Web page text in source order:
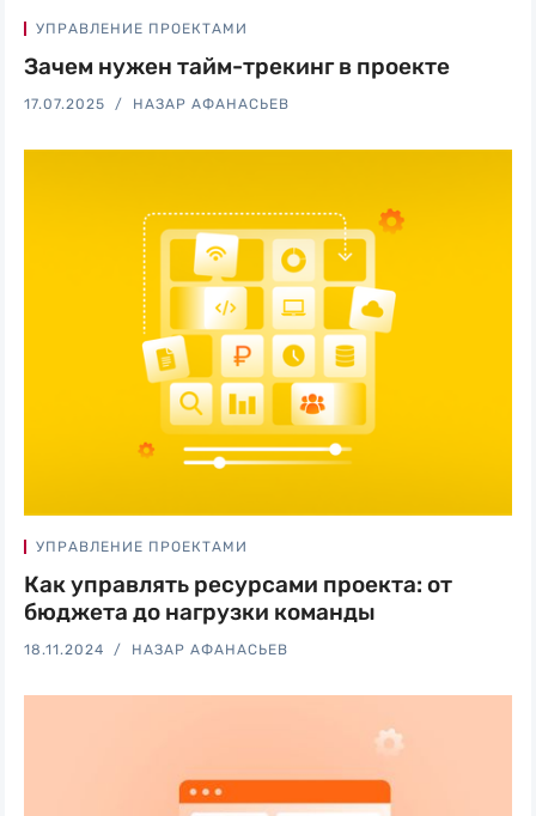
УПРАВЛЕНИЕ ПРОЕКТАМИ
Зачем нужен тайм-трекинг в проекте
17.07.2025 НАЗАР АФАНАСЬЕВ
УПРАВЛЕНИЕ ПРОЕКТАМИ
Как управлять ресурсами проекта: от
бюджета до нагрузки команды
18.11.2024 НАЗАР АФАНАСЬЕВ